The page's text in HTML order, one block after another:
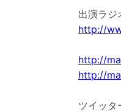
http://
http://
http://